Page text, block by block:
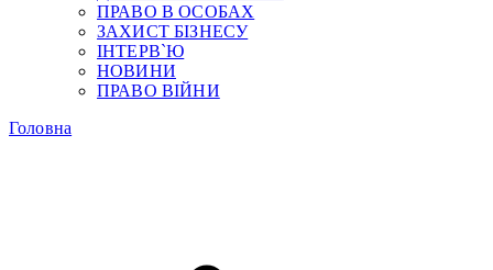
ПРАВО В ОСОБАХ
ЗАХИСТ БІЗНЕСУ
ІНТЕРВ`Ю
НОВИНИ
ПРАВО ВІЙНИ
Головна